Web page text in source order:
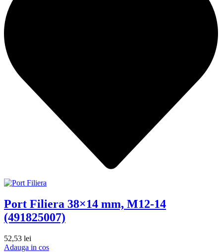
Port Filiera 38×14 mm, M12-14
(491825007)
52,53 lei
Adauga in cos